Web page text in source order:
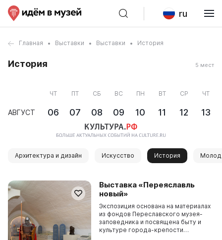
ru
Главная Выставки Выставки История
История 5 мест
АВГУСТ
ЧТ
06
ПТ
07
СБ
08
ВС
09
ПН
10
ВТ
11
СР
12
ЧТ
13
Архитектура и дизайн Искусство История
Выставка «Переяславль
новый»
Экспозиция основана на материалах
из фондов Переславского музея-
заповедника и посвящена быту и
культуре города-крепости